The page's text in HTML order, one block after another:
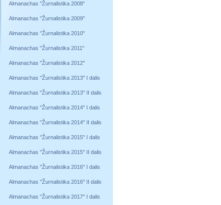
Almanachas "Žurnalistika 2008"
Almanachas "Žurnalistika 2009"
Almanachas "Žurnalistika 2010"
Almanachas "Žurnalistika 2011"
Almanachas "Žurnalistika 2012"
Almanachas "Žurnalistika 2013" I dalis
Almanachas "Žurnalistika 2013" II dalis
Almanachas "Žurnalistika 2014" I dalis
Almanachas "Žurnalistika 2014" II dalis
Almanachas "Žurnalistika 2015" I dalis
Almanachas "Žurnalistika 2015" II dalis
Almanachas "Žurnalistika 2016" I dalis
Almanachas "Žurnalistika 2016" II dalis
Almanachas "Žurnalistika 2017" I dalis